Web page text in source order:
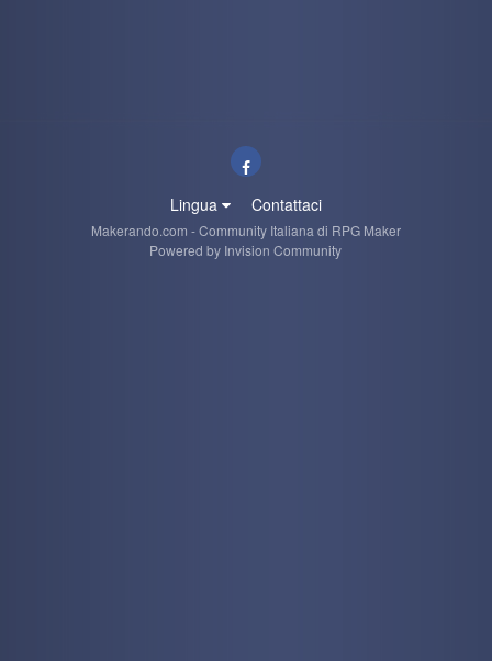
Lingua Contattaci
Makerando.com - Community Italiana di RPG Maker
Powered by Invision Community